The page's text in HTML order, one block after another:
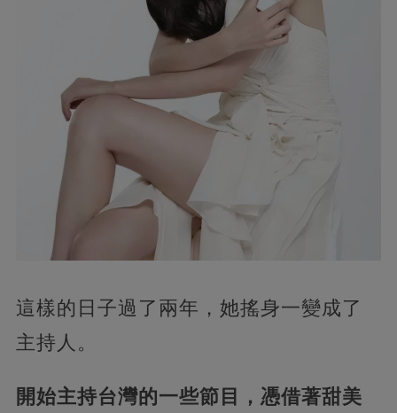
這樣的日子過了兩年，她搖身一變成了
主持人。
開始主持台灣的一些節目，憑借著甜美